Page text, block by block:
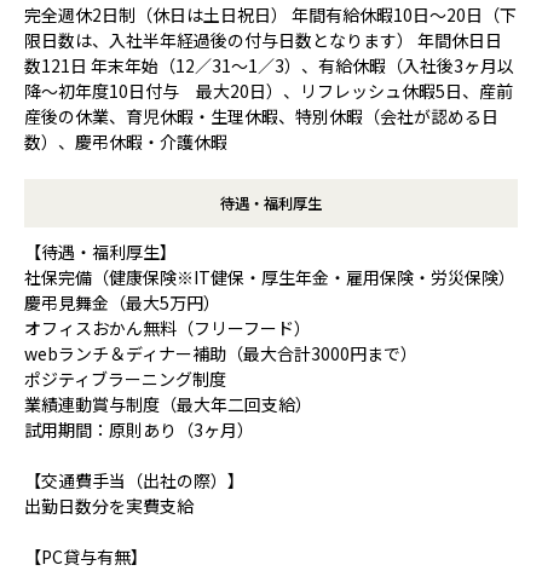
完全週休2日制（休日は土日祝日） 年間有給休暇10日～20日（下
限日数は、入社半年経過後の付与日数となります） 年間休日日
数121日 年末年始（12／31～1／3）、有給休暇（入社後3ヶ月以
降～初年度10日付与 最大20日）、リフレッシュ休暇5日、産前
産後の休業、育児休暇・生理休暇、特別休暇（会社が認める日
数）、慶弔休暇・介護休暇
待遇・福利厚生
【待遇・福利厚生】
社保完備（健康保険※IT健保・厚生年金・雇用保険・労災保険）
慶弔見舞金（最大5万円）
オフィスおかん無料（フリーフード）
webランチ＆ディナー補助（最大合計3000円まで）
ポジティブラーニング制度
業績連動賞与制度（最大年二回支給）
試用期間：原則あり（3ヶ月）
【交通費手当（出社の際）】
出勤日数分を実費支給
【PC貸与有無】